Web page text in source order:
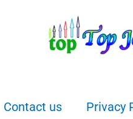
Contact us Privacy